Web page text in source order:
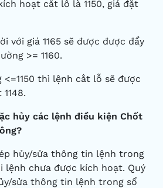
hoạt cắt lỗ là 1150, giá đặt
với giá 1165 sẽ được được đẩy
>= 1160.
thì lệnh cắt lỗ sẽ được
hủy các lệnh điều kiện Chốt
hủy/sửa thông tin lệnh trong
lệnh chưa được kích hoạt. Quý
sửa thông tin lệnh trong sổ